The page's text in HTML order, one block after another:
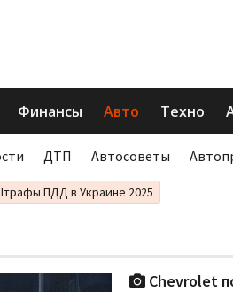
Финансы Авто Техно
ДТП Автосоветы
ПДД в Украине 2025
Chevrolet